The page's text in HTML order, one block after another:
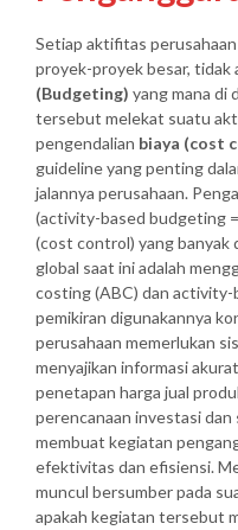
Setiap aktifitas
proyek-proyek besar, tidak
(Budgeting) yang mana di
tersebut melekat suatu
pengendalian biaya (cost
guideline yang penting
jalannya perusahaan.
(activity-based budgeting
(cost control) yang banyak
global saat ini adalah
costing (ABC) dan activity-
pemikiran digunakannya
perusahaan memerlukan
menyajikan informasi
penetapan harga jual
perencanaan investasi
membuat kegiatan
efektivitas dan efisiensi.
muncul bersumber pada
apakah kegiatan tersebut